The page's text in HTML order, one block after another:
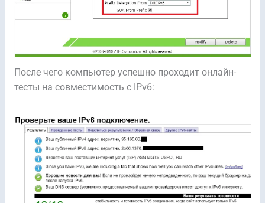
После чего компьютер успешно проходит онлайн-
тесты на совместимость с IPv6: